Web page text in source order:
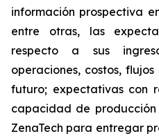
información prospectiva
entre otras, las
respecto a sus
operaciones, costos,
futuro; expectativas con
capacidad de
ZenaTech para entregar